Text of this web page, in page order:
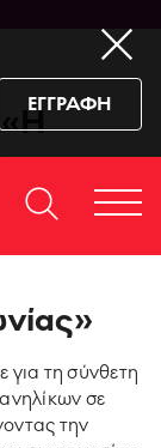
ΕΓΓΡΑΦΗ
των
τη σύνθετη
σε
την